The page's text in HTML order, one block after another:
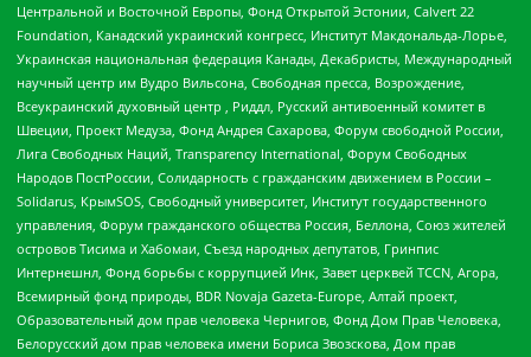
Центральной и Восточной Европы, Фонд Открытой Эстонии, Calvert 22
Foundation, Канадский украинский конгресс, Институт Макдональда-Лорье,
Украинская национальная федерация Канады, Декабристы, Международный
научный центр им Вудро Вильсона, Свободная пресса, Возрождение,
Всеукраинский духовный центр , Риддл, Русский антивоенный комитет в
Швеции, Проект Медуза, Фонд Андрея Сахарова, Форум свободной России,
Лига Свободных Наций, Transparеncy International, Форум Свободных
Народов ПостРоссии, Солидарность с гражданским движением в России –
Solidarus, КрымSOS, Свободный университет, Институт государственного
управления, Форум гражданского общества Россия, Беллона, Союз жителей
островов Тисима и Хабомаи, Съезд народных депутатов, Гринпис
Интернешнл, Фонд борьбы с коррупцией Инк, Завет церквей TCCN, Агора,
Всемирный фонд природы, BDR Novaja Gazeta-Europe, Алтай проект,
Образовательный дом прав человека Чернигов, Фонд Дом Прав Человека,
Белорусский дом прав человека имени Бориса Звозскова, Дом прав